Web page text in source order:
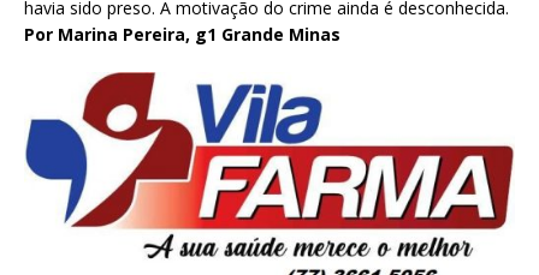
havia sido preso. A motivação do crime ainda é desconhecida.
Por Marina Pereira, g1 Grande Minas